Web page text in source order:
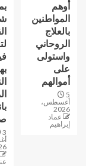
أوهم
المواطنين
بالعلاج
الروحاني
واستولى
على
أموالهم
5
أغسطس،
2026
عماد
إبراهيم
3